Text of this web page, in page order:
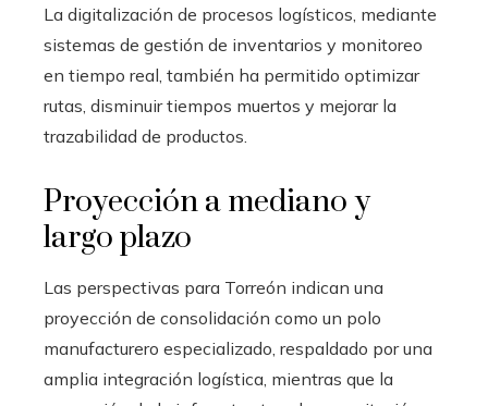
La digitalización de procesos logísticos, mediante
sistemas de gestión de inventarios y monitoreo
en tiempo real, también ha permitido optimizar
rutas, disminuir tiempos muertos y mejorar la
trazabilidad de productos.
Proyección a mediano y
largo plazo
Las perspectivas para Torreón indican una
proyección de consolidación como un polo
manufacturero especializado, respaldado por una
amplia integración logística, mientras que la